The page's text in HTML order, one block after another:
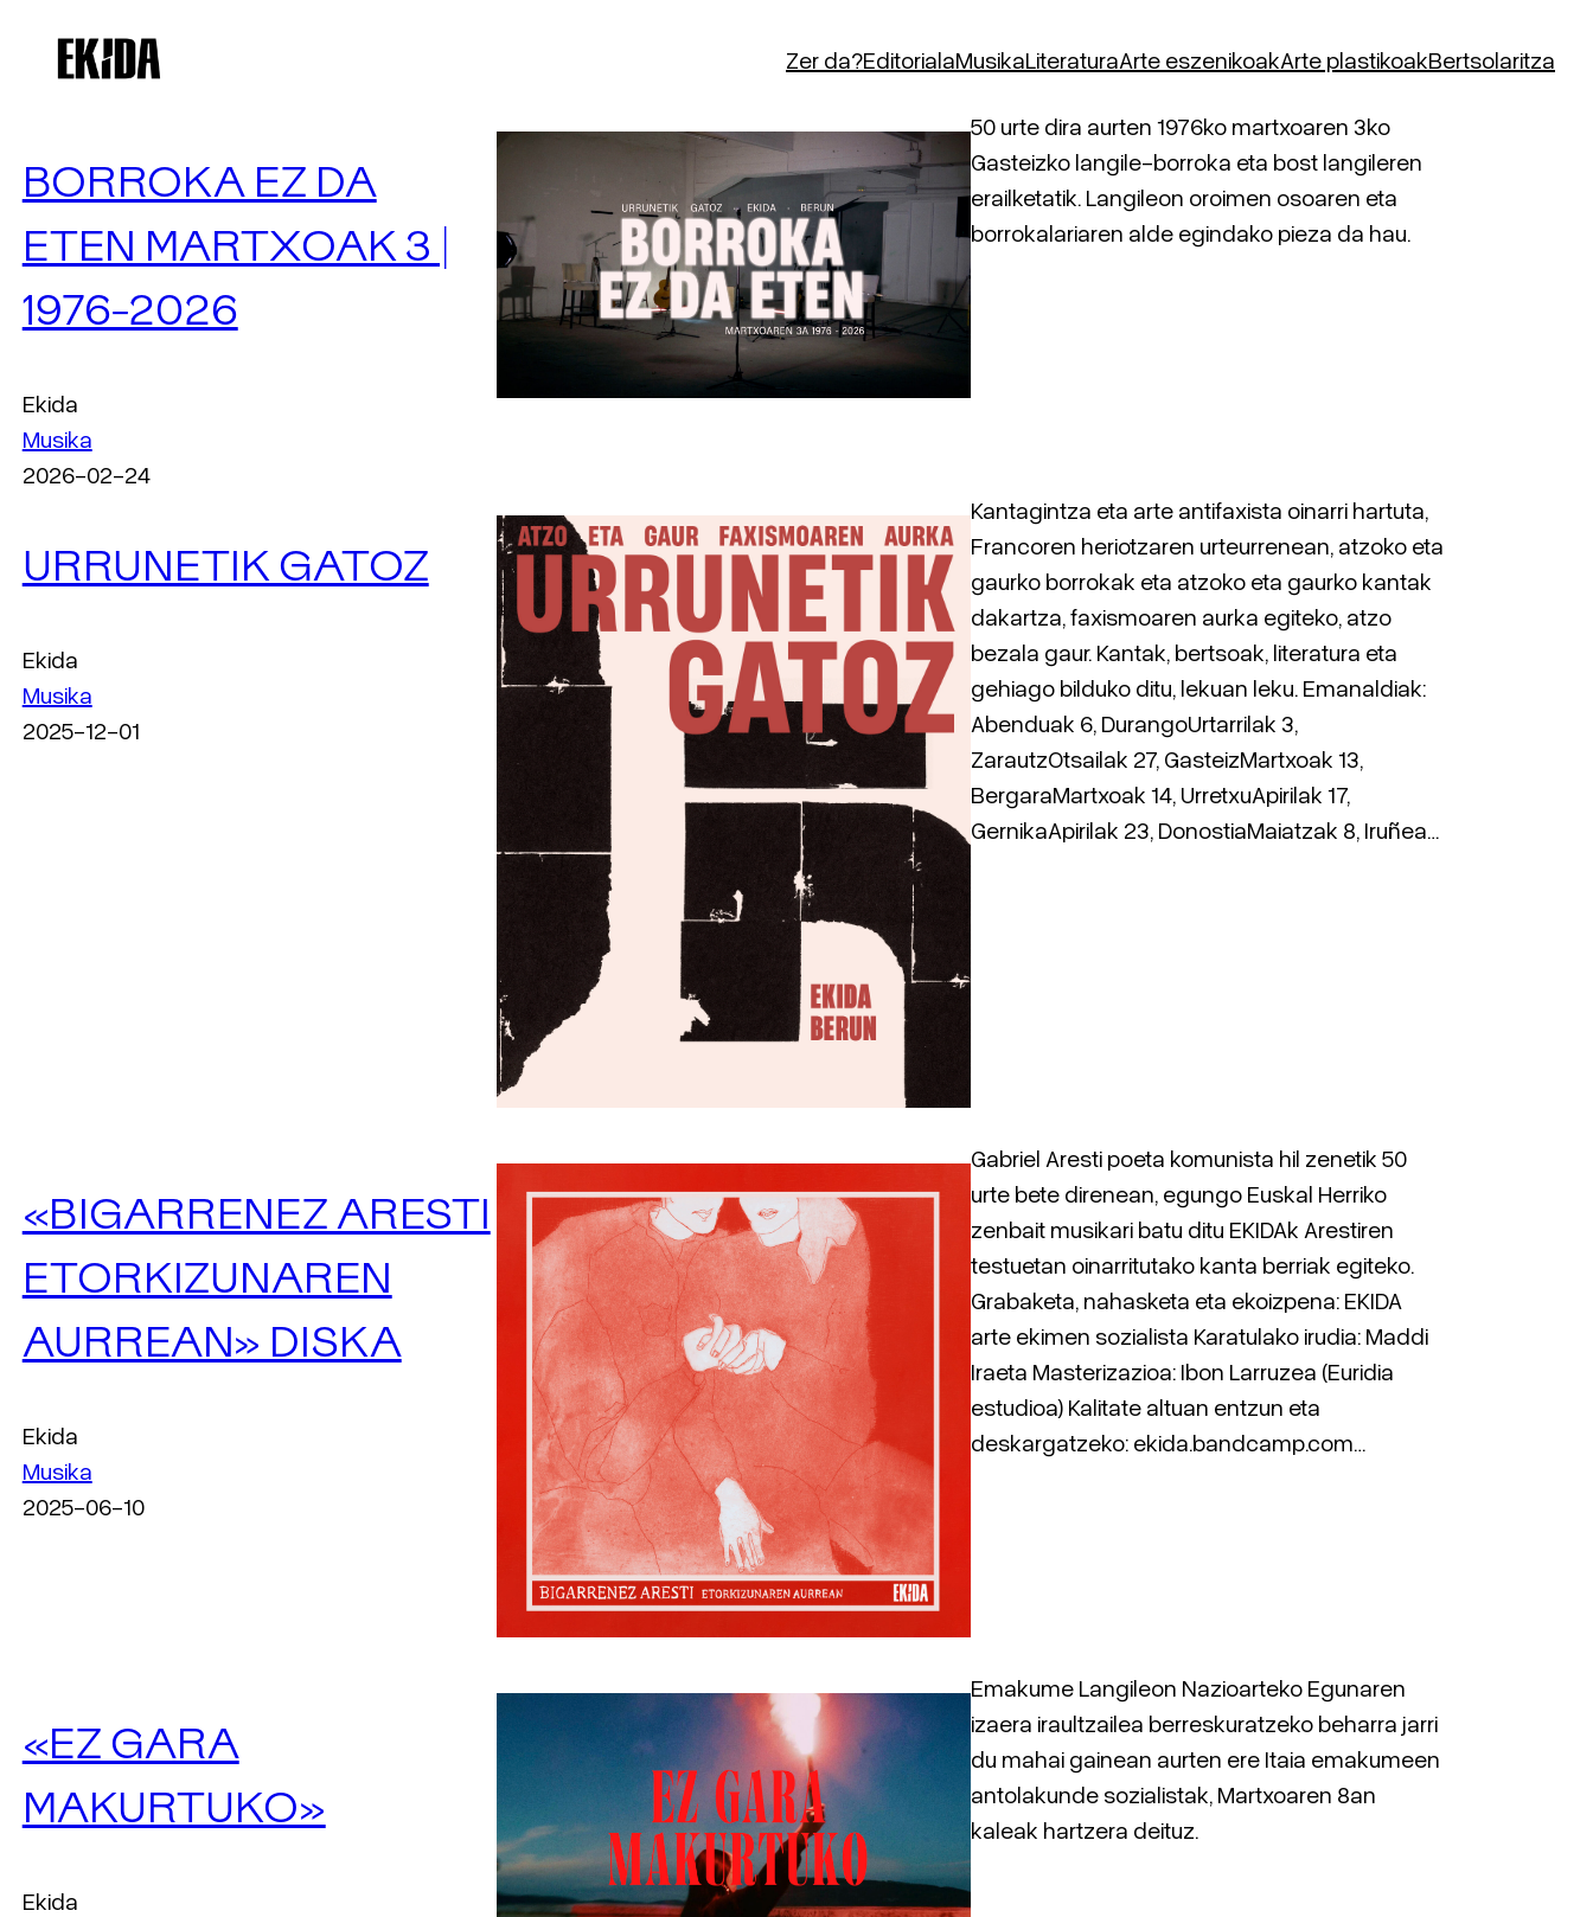
edukira
Zer da?EditorialaMusikaLiteraturaArte eszenikoakArte plastikoakBertsolaritza
BORROKA EZ DA
ETEN MARTXOAK 3 |
1976-2026
Ekida
Musika
2026-02-24
50 urte dira aurten 1976ko martxoaren 3ko
Gasteizko langile-borroka eta bost langileren
erailketatik. Langileon oroimen osoaren eta
borrokalariaren alde egindako pieza da hau.
URRUNETIK GATOZ
Ekida
Musika
2025-12-01
Kantagintza eta arte antifaxista oinarri hartuta,
Francoren heriotzaren urteurrenean, atzoko eta
gaurko borrokak eta atzoko eta gaurko kantak
dakartza, faxismoaren aurka egiteko, atzo
bezala gaur. Kantak, bertsoak, literatura eta
gehiago bilduko ditu, lekuan leku. Emanaldiak:
Abenduak 6, DurangoUrtarrilak 3,
ZarautzOtsailak 27, GasteizMartxoak 13,
BergaraMartxoak 14, UrretxuApirilak 17,
GernikaApirilak 23, DonostiaMaiatzak 8, Iruñea…
«BIGARRENEZ ARESTI
ETORKIZUNAREN
AURREAN» DISKA
Ekida
Musika
2025-06-10
Gabriel Aresti poeta komunista hil zenetik 50
urte bete direnean, egungo Euskal Herriko
zenbait musikari batu ditu EKIDAk Arestiren
testuetan oinarritutako kanta berriak egiteko.
Grabaketa, nahasketa eta ekoizpena: EKIDA
arte ekimen sozialista Karatulako irudia: Maddi
Iraeta Masterizazioa: Ibon Larruzea (Euridia
estudioa) Kalitate altuan entzun eta
deskargatzeko: ekida.bandcamp.com…
«EZ GARA
MAKURTUKO»
Ekida
Emakume Langileon Nazioarteko Egunaren
izaera iraultzailea berreskuratzeko beharra jarri
du mahai gainean aurten ere Itaia emakumeen
antolakunde sozialistak, Martxoaren 8an
kaleak hartzera deituz.